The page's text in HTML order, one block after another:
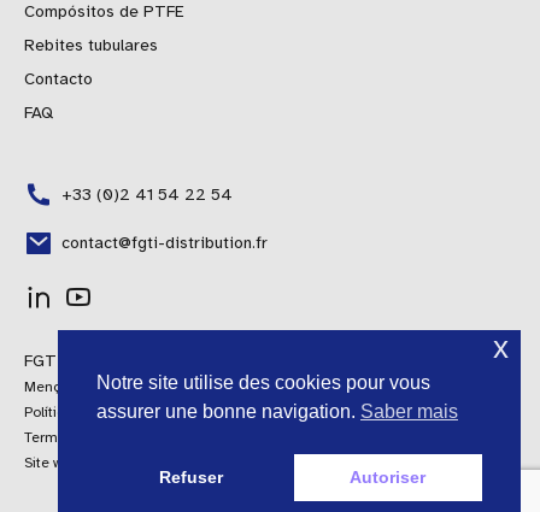
FGTI Distribuição © 2024 Todos os direitos reservados
Menções Legais
Política de Qualidade
Termos e Condições Gerais de Venda
Site web por AroConseil
Compósitos de PTFE
Rebites tubulares
Contacto
FAQ
+33 (0)2 41 54 22 54
contact@fgti-distribution.fr
French
Italian
Polish
Notre site utilise des cookies pour vous
assurer une bonne navigation. Saber mais
Refuser Autoriser
x